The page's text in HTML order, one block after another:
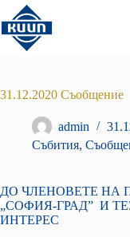
Преминаване
към
съдържанието
31.12.2020 Съобщение
admin
Събития,
ДО ЧЛЕНОВЕТЕ НА
„СОФИЯ-ГРАД” И
ИНТЕРЕС